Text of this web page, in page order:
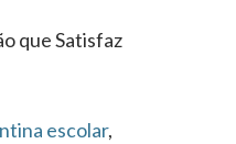
que Satisfaz
escolar,